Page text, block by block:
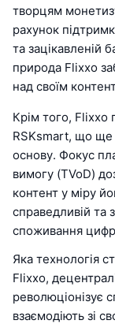
творцям
рахунок
та зацікавленій
природа Flixxo
над своїм
Крім того, Flixxo
RSKsmart, що ще
основу. Фокус
вимогу (TVoD)
контент у міру
справедливій та
споживання
Яка технологія
Flixxo,
революціонізує
взаємодіють зі